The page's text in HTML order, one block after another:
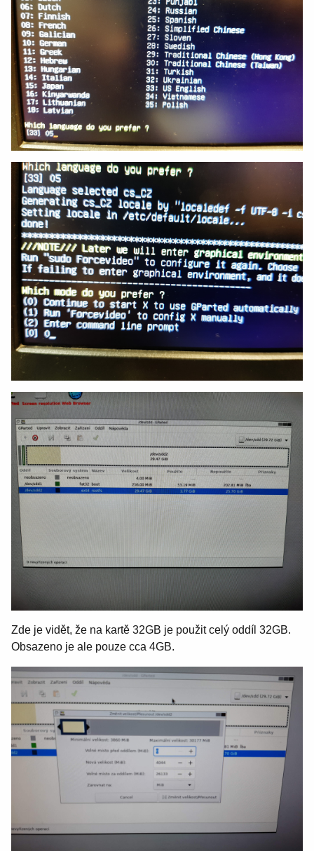
Zde je vidět, že na kartě 32GB je použit celý oddíl 32GB.
Obsazeno je ale pouze cca 4GB.